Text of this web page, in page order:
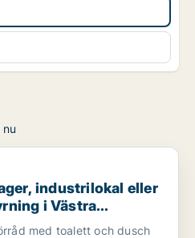
eller showroom för
industrilokal eller
i Västra
med toalett och dusch